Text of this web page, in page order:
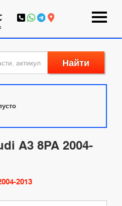
Найти
A3 8PA 2004-
2013